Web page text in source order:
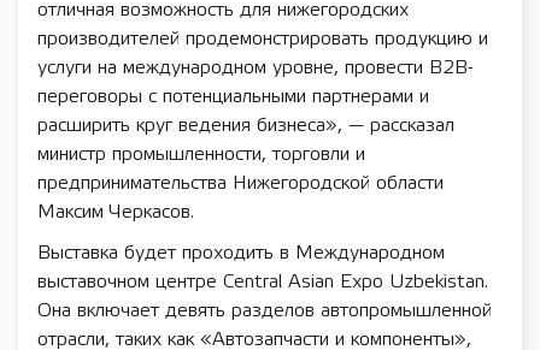
отличная возможность для нижегородских
производителей продемонстрировать продукцию и
услуги на международном уровне, провести B2B-
переговоры с потенциальными партнерами и
расширить круг ведения бизнеса», — рассказал
министр промышленности, торговли и
предпринимательства Нижегородской области
Максим Черкасов.
Выставка будет проходить в Международном
выставочном центре Central Asian Expo Uzbekistan.
Она включает девять разделов автопромышленной
отрасли, таких как «Автозапчасти и компоненты»,